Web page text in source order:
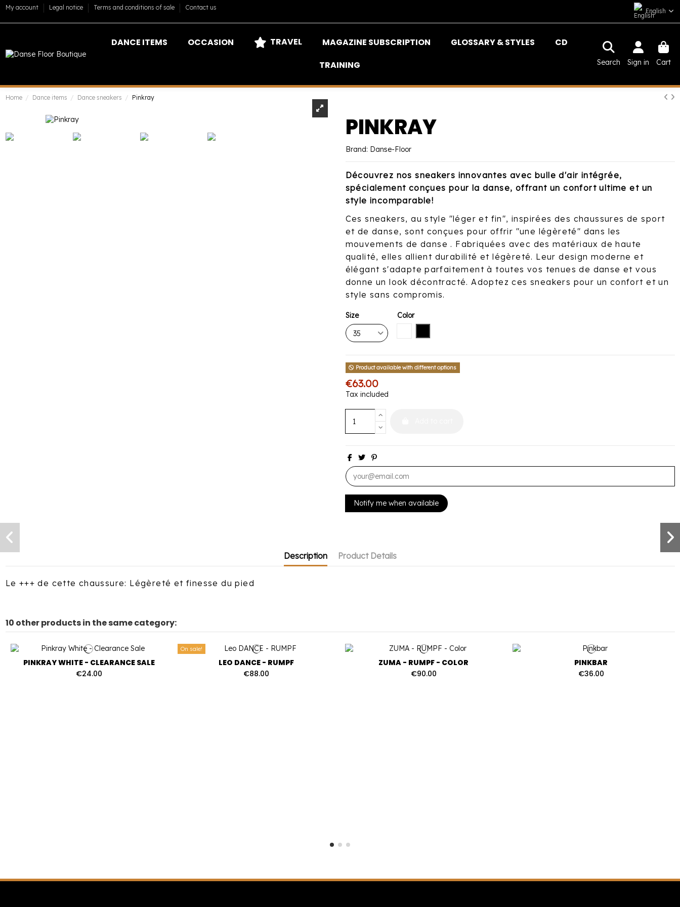
My account Legal notice Terms and conditions of sale Contact us English
DANCE ITEMS OCCASION TRAVEL MAGAZINE SUBSCRIPTION GLOSSARY & STYLES
CD
TRAINING
Search Sign in Cart
Home Dance items Dance sneakers Pinkray
PINKRAY
Brand: Danse-Floor
Découvrez nos sneakers innovantes avec bulle d'air intégrée,
spécialement conçues pour la danse, offrant un confort ultime et un
style incomparable!
Ces sneakers, au style "léger et fin", inspirées des chaussures de sport
et de danse, sont conçues pour offrir "une légèreté" dans les
mouvements de danse . Fabriquées avec des matériaux de haute
qualité, elles allient durabilité et légèreté. Leur design moderne et
élégant s'adapte parfaitement à toutes vos tenues de danse et vous
donne un look décontracté. Adoptez ces sneakers pour un confort et un
style sans compromis.
Size
Color
Product available with different options
€63.00
Tax included
Description Product Details
Le +++ de cette chaussure: Légèreté et finesse du pied
10 other products in the same category:
PINKRAY WHITE - CLEARANCE SALE
€24.00
On sale!
LEO DANCE - RUMPF
€88.00
ZUMA - RUMPF - COLOR
€90.00
PINKBAR
€36.00